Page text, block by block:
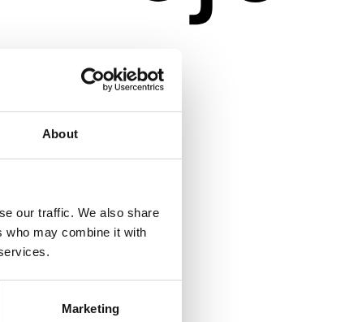
About
our traffic. We also share
who may combine it with
Marketing